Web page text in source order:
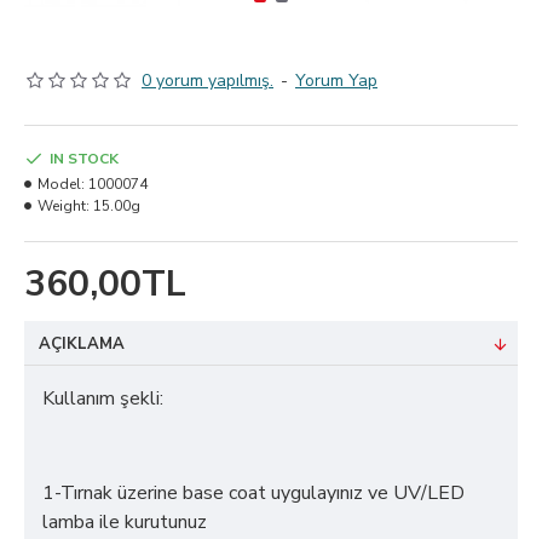
0 yorum yapılmış. - Yorum Yap
360,00TL
IN STOCK
Model: 1000074
Weight: 15.00g
AÇIKLAMA
Kullanım şekli:
1-Tırnak üzerine base coat uygulayınız ve UV/LED
lamba ile kurutunuz